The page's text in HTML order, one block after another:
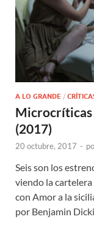
A LO GRANDE /
Microcríticas
(2017)
20 octubre, 2017 -
Seis son los
viendo la
con Amor a la
por Benjamin